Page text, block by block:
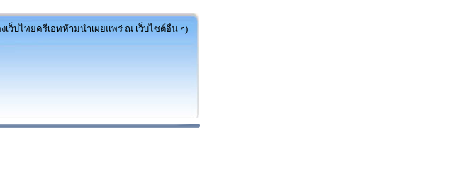
เว็บไทยครีเอทห้ามนำเผยแพร่ ณ เว็บไซต์อื่น ๆ)